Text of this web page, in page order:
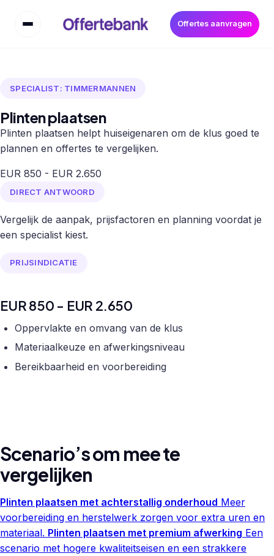
Offertes aanvragen
SPECIALIST: TIMMERMANNEN
Plinten plaatsen
Plinten plaatsen helpt huiseigenaren om de klus goed te
plannen en offertes te vergelijken.
EUR 850 - EUR 2.650
DIRECT ANTWOORD
Vergelijk de aanpak, prijsfactoren en planning voordat je
een specialist kiest.
PRIJSINDICATIE
EUR 850 - EUR 2.650
Oppervlakte en omvang van de klus
Materiaalkeuze en afwerkingsniveau
Bereikbaarheid en voorbereiding
Scenario’s om mee te
vergelijken
Plinten plaatsen met achterstallig onderhoud Meer
voorbereiding en herstelwerk zorgen voor extra uren en
materiaal. Plinten plaatsen met premium afwerking Een
scenario met hogere kwaliteitseisen en een strakkere